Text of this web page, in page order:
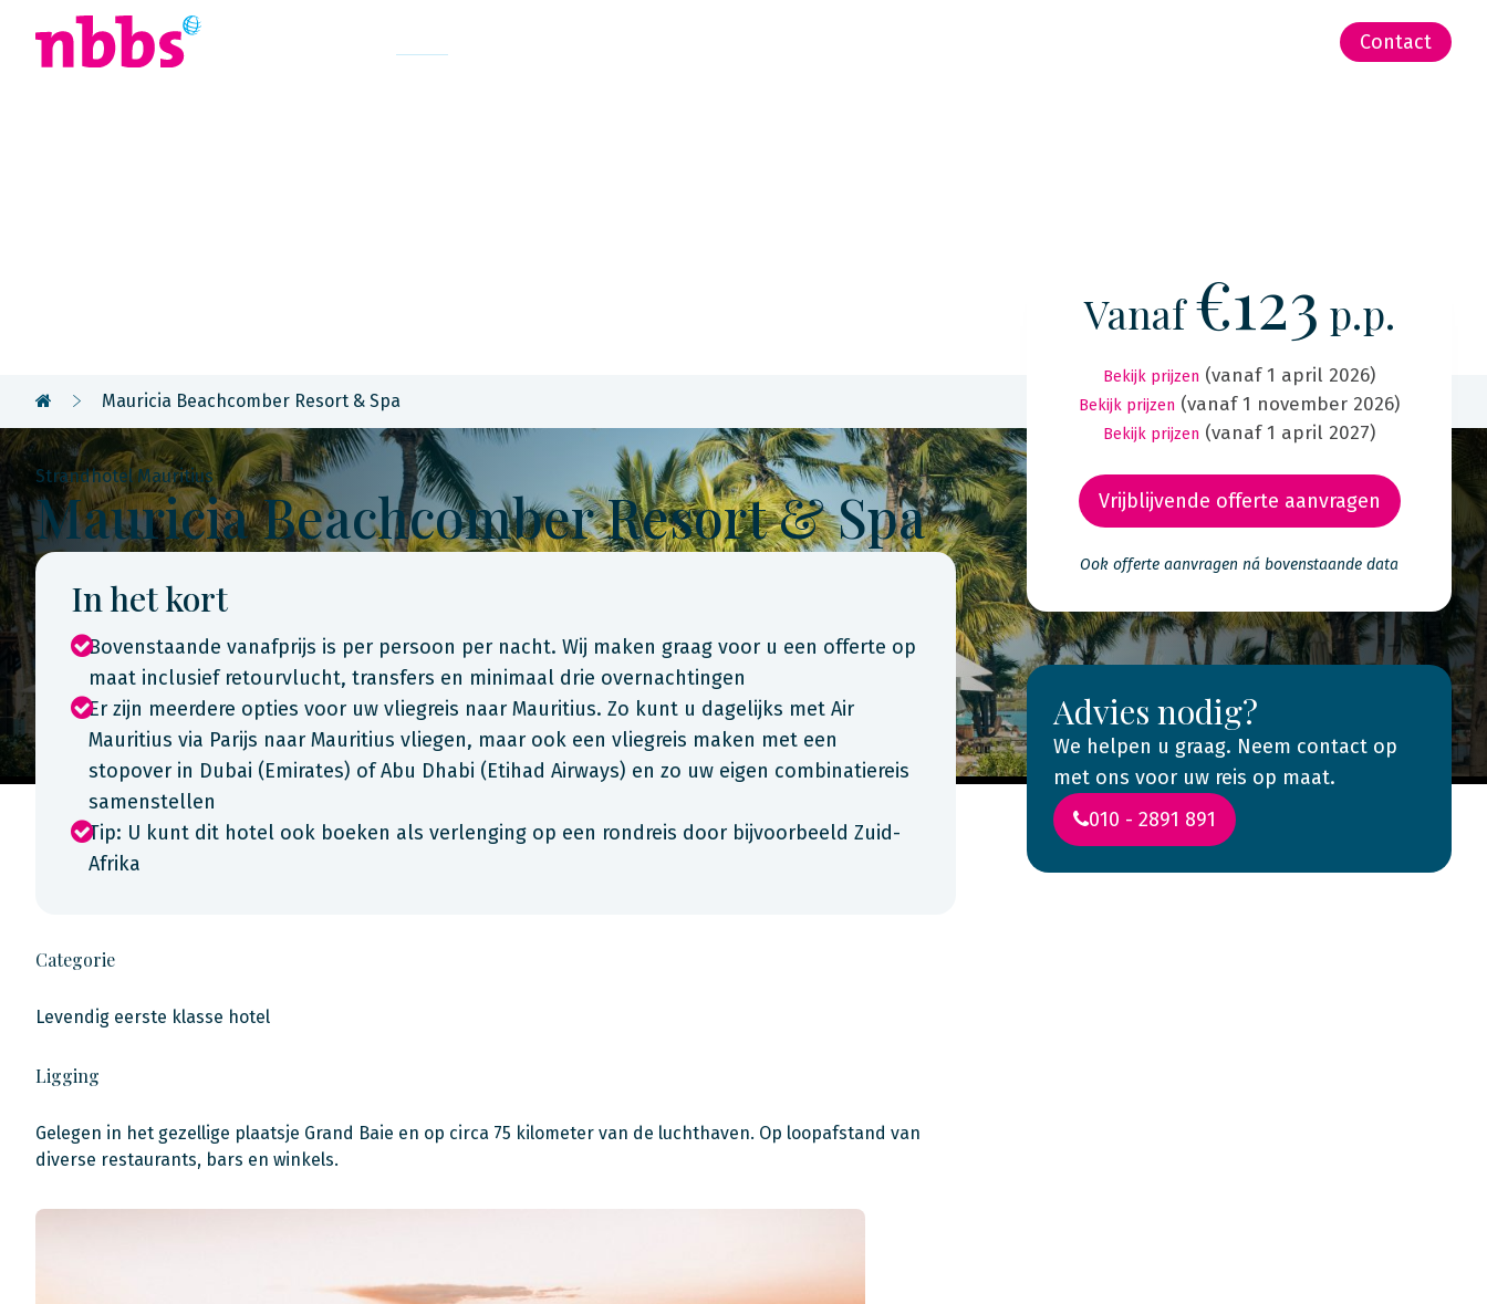
Contact
Mauricia Beachcomber Resort & Spa
Strandhotel Mauritius
Mauricia Beachcomber Resort & Spa
In het kort
Bovenstaande vanafprijs is per persoon per nacht. Wij maken graag voor u een offerte op
maat inclusief retourvlucht, transfers en minimaal drie overnachtingen
Er zijn meerdere opties voor uw vliegreis naar Mauritius. Zo kunt u dagelijks met Air
Mauritius via Parijs naar Mauritius vliegen, maar ook een vliegreis maken met een
stopover in Dubai (Emirates) of Abu Dhabi (Etihad Airways) en zo uw eigen combinatiereis
samenstellen
Tip: U kunt dit hotel ook boeken als verlenging op een rondreis door bijvoorbeeld Zuid-
Afrika
Categorie
Levendig eerste klasse hotel
Ligging
Gelegen in het gezellige plaatsje Grand Baie en op circa 75 kilometer van de luchthaven. Op loopafstand van
diverse restaurants, bars en winkels.
Vanaf€123 p.p.
Bekijk prijzen (vanaf 1 april 2026)
Bekijk prijzen (vanaf 1 november 2026)
Bekijk prijzen (vanaf 1 april 2027)
Vrijblijvende offerte aanvragen
Ook offerte aanvragen ná bovenstaande data
Advies nodig?
We helpen u graag. Neem contact op
met ons voor uw reis op maat.
010 - 2891 891